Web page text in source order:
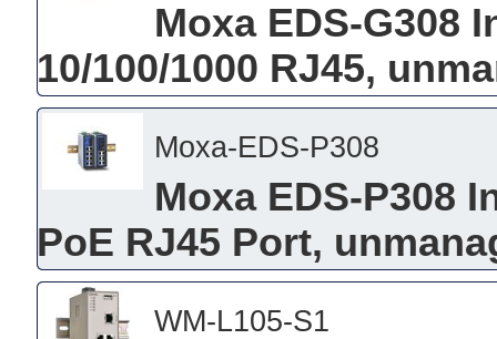
Moxa EDS-G308
10/100/1000 RJ45,
Moxa-EDS-P308
Moxa EDS-P308
PoE RJ45 Port,
WM-L105-S1